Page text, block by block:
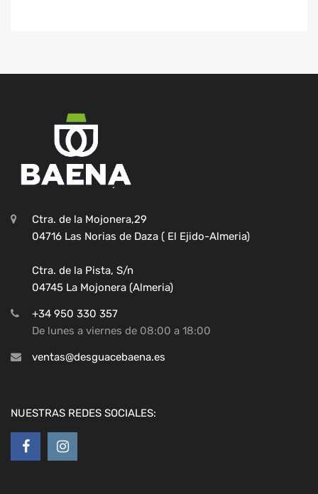
Ctra. de la Mojonera,29
04716 Las Norias de Daza ( El Ejido-Almeria)
Ctra. de la Pista, S/n
04745 La Mojonera (Almeria)
+34 950 330 357
De lunes a viernes de 08:00 a 18:00
ventas@desguacebaena.es
NUESTRAS REDES SOCIALES: